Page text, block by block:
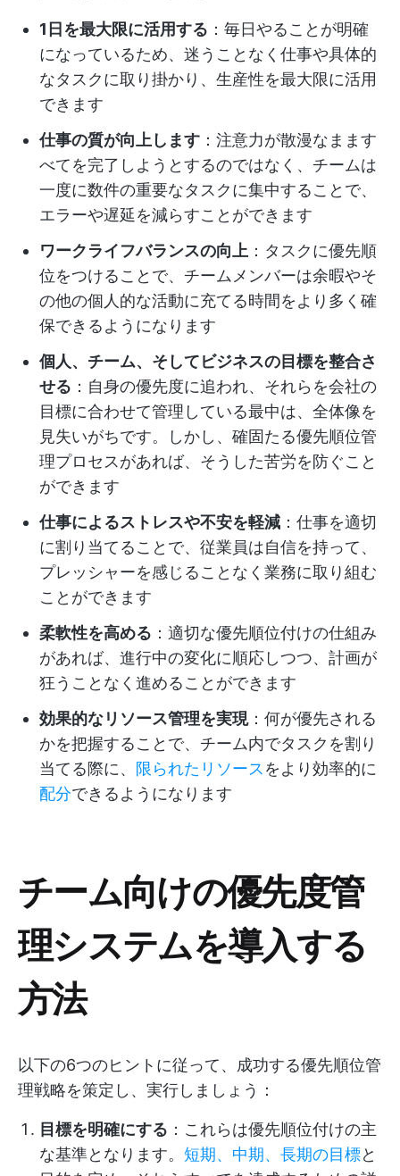
1日を最大限に活用する ：毎日やることが明確
になっているため、迷うことなく仕事や具体的
なタスクに取り掛かり、生産性を最大限に活用
できます
仕事の質が向上します ：注意力が散漫なまます
べてを完了しようとするのではなく、チームは
一度に数件の重要なタスクに集中することで、
エラーや遅延を減らすことができます
ワークライフバランスの向上 ：タスクに優先順
位をつけることで、チームメンバーは余暇やそ
の他の個人的な活動に充てる時間をより多く確
保できるようになります
個人、チーム、そしてビジネスの目標を整合さ
せる ：自身の優先度に追われ、それらを会社の
目標に合わせて管理している最中は、全体像を
見失いがちです。しかし、確固たる優先順位管
理プロセスがあれば、そうした苦労を防ぐこと
ができます
仕事によるストレスや不安を軽減 ：仕事を適切
に割り当てることで、従業員は自信を持って、
プレッシャーを感じることなく業務に取り組む
ことができます
柔軟性を高める ：適切な優先順位付けの仕組み
があれば、進行中の変化に順応しつつ、計画が
狂うことなく進めることができます
効果的なリソース管理を実現：何が優先される
かを把握することで、チーム内でタスクを割り
当てる際に、 限られたリソース をより効率的に
配分できるようになります
チーム向けの優先度管
理システムを導入する
方法
以下の6つのヒントに従って、成功する優先順位管
理戦略を策定し、実行しましょう：
目標を明確にする ：これらは優先順位付けの主
な基準となります。 短期、中期、長期の目標と